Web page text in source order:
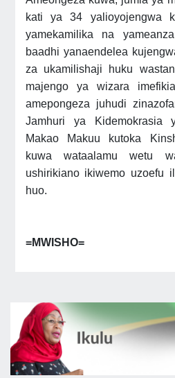
kati ya 34 yalioyojengwa
yamekamilika na
baadhi yanaendelea
za ukamilishaji huku
majengo ya wizara
amepongeza juhudi
Jamhuri ya Kidemokrasia
Makao Makuu kutoka
kuwa wataalamu wetu
ushirikiano ikiwemo uzoefu
huo.
=MWISHO=